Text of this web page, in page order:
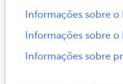
Informações sobre
Informações sobre
Informações sobre